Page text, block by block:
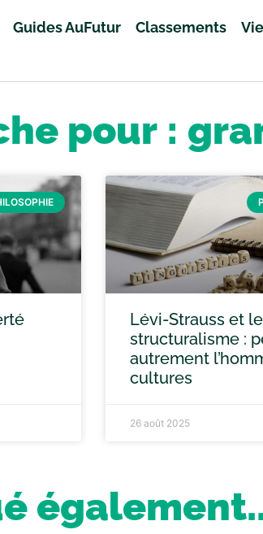
Guides AuFutur Classements
pour :
Lévi-Strauss et le
structuralisme :
autrement
cultures
26 août 2025